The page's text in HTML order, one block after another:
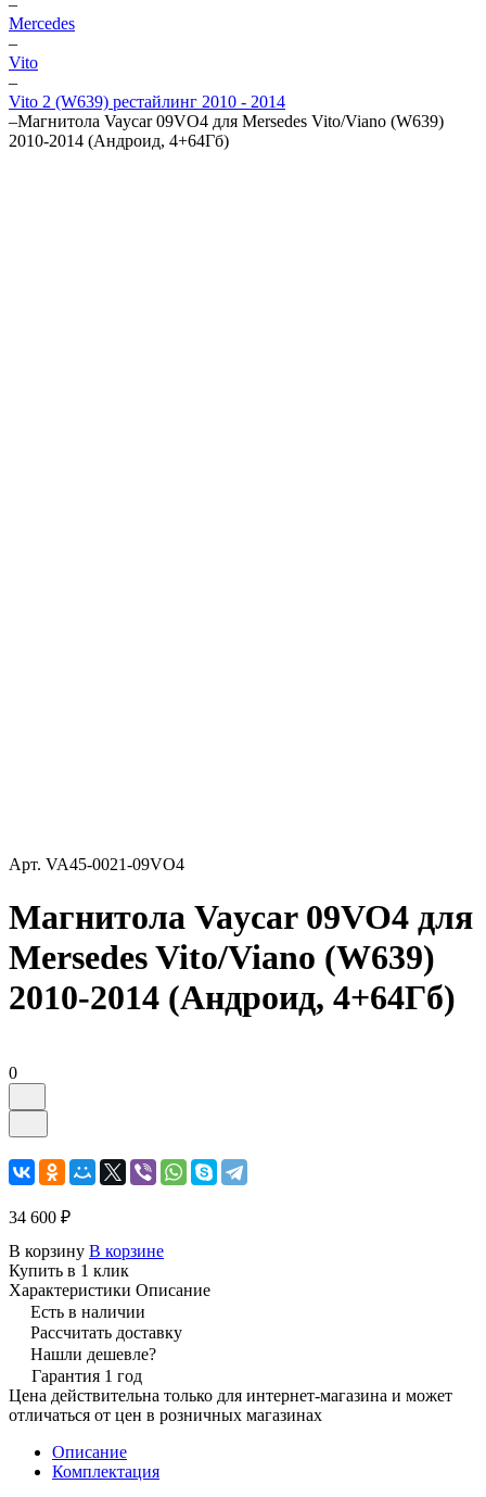
–
Mercedes
–
Vito
–
Vito 2 (W639) рестайлинг 2010 - 2014
–Магнитола Vaycar 09VO4 для Mersedes Vito/Viano (W639)
2010-2014 (Андроид, 4+64Гб)
Арт. VA45-0021-09VO4
Магнитола Vaycar 09VO4 для
Mersedes Vito/Viano (W639)
2010-2014 (Андроид, 4+64Гб)
0
34 600 ₽
В корзину В корзине
Купить в 1 клик
Характеристики Описание
Есть в наличии
Рассчитать доставку
Нашли дешевле?
Гарантия 1 год
Цена действительна только для интернет-магазина и может
отличаться от цен в розничных магазинах
Описание
Комплектация